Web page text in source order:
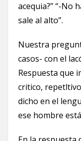
acequia?” “-No
sale al alto”.
Nuestra
casos- con el
Respuesta que
critico,
dicho en el
ese hombre